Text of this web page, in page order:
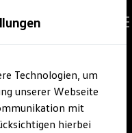
Technologien, um
unserer Webseite
mit
hierbei